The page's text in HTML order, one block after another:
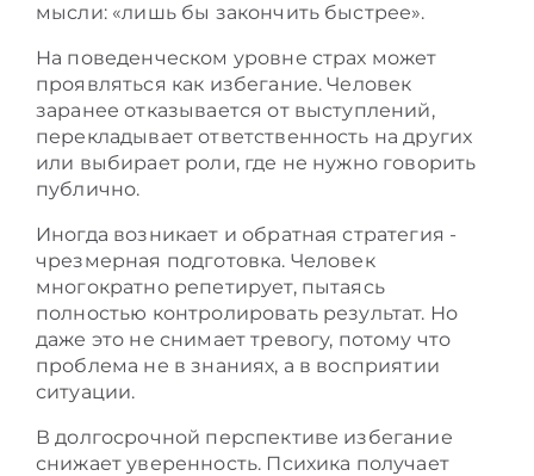
мысли: «лишь бы закончить быстрее».
На поведенческом уровне страх может
проявляться как избегание. Человек
заранее отказывается от выступлений,
перекладывает ответственность на других
или выбирает роли, где не нужно говорить
публично.
Иногда возникает и обратная стратегия -
чрезмерная подготовка. Человек
многократно репетирует, пытаясь
полностью контролировать результат. Но
даже это не снимает тревогу, потому что
проблема не в знаниях, а в восприятии
ситуации.
В долгосрочной перспективе избегание
снижает уверенность. Психика получает